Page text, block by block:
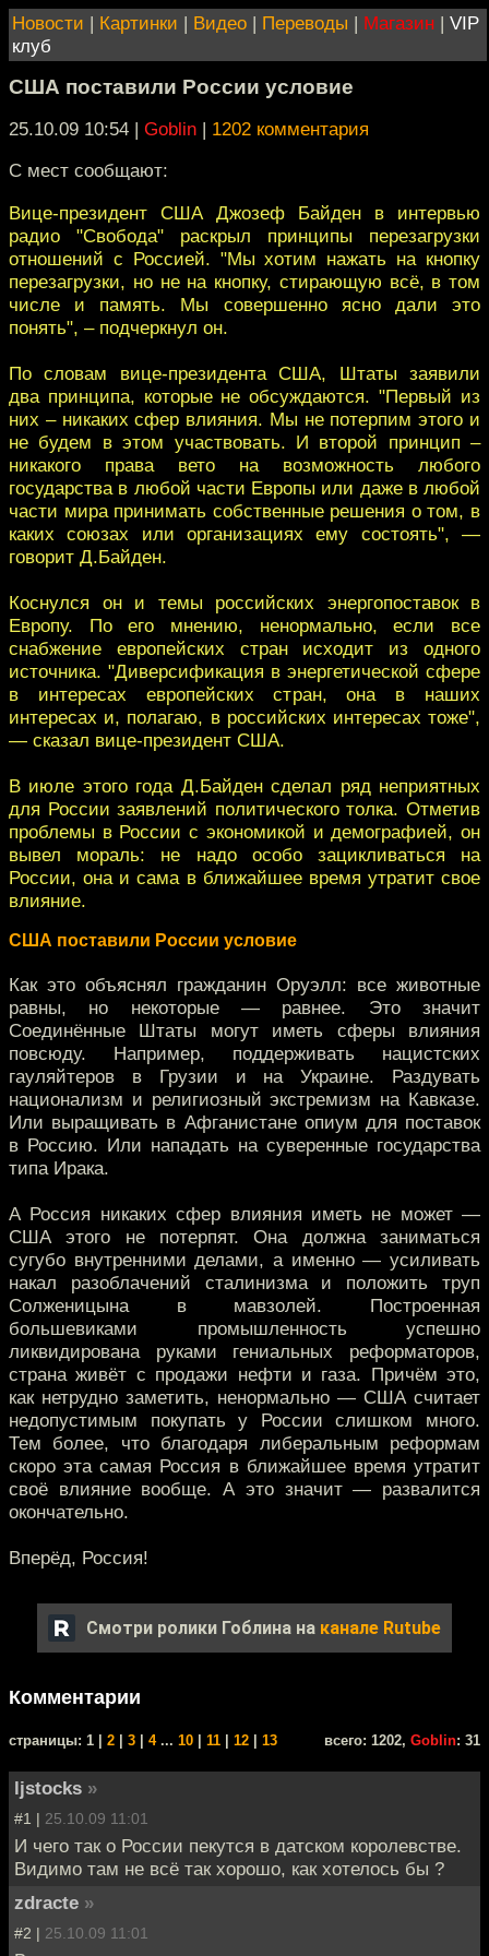
Новости | Картинки | Видео | Переводы | Магазин | VIP
клуб
США поставили России условие
25.10.09 10:54 | Goblin | 1202 комментария
С мест сообщают:
Вице-президент США Джозеф Байден в интервью
радио "Свобода" раскрыл принципы перезагрузки
отношений с Россией. "Мы хотим нажать на кнопку
перезагрузки, но не на кнопку, стирающую всё, в том
числе и память. Мы совершенно ясно дали это
понять", – подчеркнул он.
По словам вице-президента США, Штаты заявили
два принципа, которые не обсуждаются. "Первый из
них – никаких сфер влияния. Мы не потерпим этого и
не будем в этом участвовать. И второй принцип –
никакого права вето на возможность любого
государства в любой части Европы или даже в любой
части мира принимать собственные решения о том, в
каких союзах или организациях ему состоять", —
говорит Д.Байден.
Коснулся он и темы российских энергопоставок в
Европу. По его мнению, ненормально, если все
снабжение европейских стран исходит из одного
источника. "Диверсификация в энергетической сфере
в интересах европейских стран, она в наших
интересах и, полагаю, в российских интересах тоже",
— сказал вице-президент США.
В июле этого года Д.Байден сделал ряд неприятных
для России заявлений политического толка. Отметив
проблемы в России с экономикой и демографией, он
вывел мораль: не надо особо зацикливаться на
России, она и сама в ближайшее время утратит свое
влияние.
США поставили России условие
Как это объяснял гражданин Оруэлл: все животные
равны, но некоторые — равнее. Это значит
Соединённые Штаты могут иметь сферы влияния
повсюду. Например, поддерживать нацистских
гауляйтеров в Грузии и на Украине. Раздувать
национализм и религиозный экстремизм на Кавказе.
Или выращивать в Афганистане опиум для поставок
в Россию. Или нападать на суверенные государства
типа Ирака.
А Россия никаких сфер влияния иметь не может —
США этого не потерпят. Она должна заниматься
сугубо внутренними делами, а именно — усиливать
накал разоблачений сталинизма и положить труп
Солженицына в мавзолей. Построенная
большевиками промышленность успешно
ликвидирована руками гениальных реформаторов,
страна живёт с продажи нефти и газа. Причём это,
как нетрудно заметить, ненормально — США считает
недопустимым покупать у России слишком много.
Тем более, что благодаря либеральным реформам
скоро эта самая Россия в ближайшее время утратит
своё влияние вообще. А это значит — развалится
окончательно.
Вперёд, Россия!
Смотри ролики Гоблина на канале Rutube
Комментарии
cтраницы: 1 | 2 3 4... 10 11 12 13 всего: 1202, Goblin: 31
ljstocks »
#1 | 25.10.09 11:01
И чего так о России пекутся в датском королевстве.
Видимо там не всё так хорошо, как хотелось бы ?
zdracte »
#2 | 25.10.09 11:01